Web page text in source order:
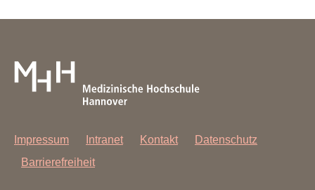
Impressum Intranet Kontakt
Datenschutz
Barrierefreiheit